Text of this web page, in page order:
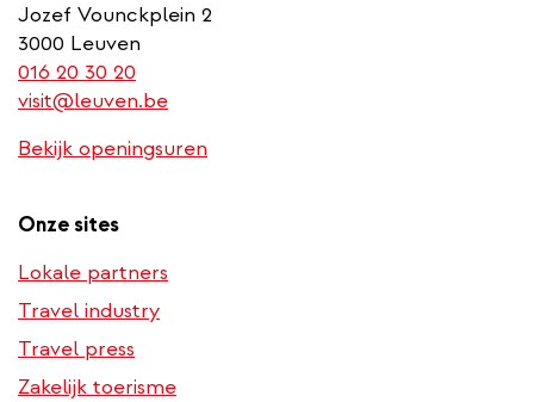
Jozef Vounckplein 2
3000 Leuven
016 20 30 20
is
phone
visit@leuven.be
Bekijk openingsuren
Onze sites
Lokale partners
Travel industry
Travel press
Zakelijk toerisme